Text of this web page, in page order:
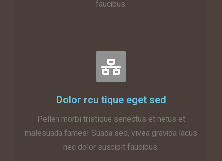
faucibus.
Dolor rcu tique eget sed
Pellen morbi tristique senectus et netus et
malesuada fames! Suada sed, vivea gravida lacus
nec dolor suscipit faucibus.